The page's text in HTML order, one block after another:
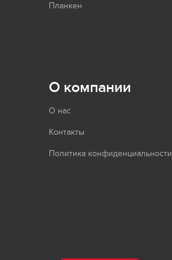
Планкен
О компании
О нас
Контакты
Политика конфиденциальности